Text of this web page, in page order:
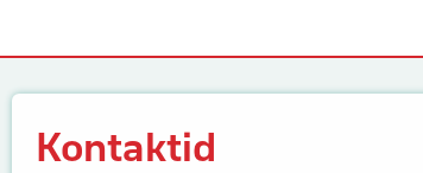
Kontaktid